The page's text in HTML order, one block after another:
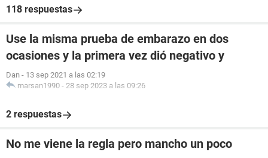
118 respuestas
Use la misma prueba de embarazo en dos
ocasiones y la primera vez dió negativo y
Dan - 13 sep 2021 a las 02:19
marsan1990 - 28 sep 2023 a las 09:26
2 respuestas
No me viene la regla pero mancho un poco